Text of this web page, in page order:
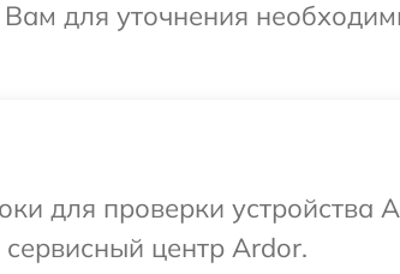
для уточнения
для проверки устройства
центр Ardor.